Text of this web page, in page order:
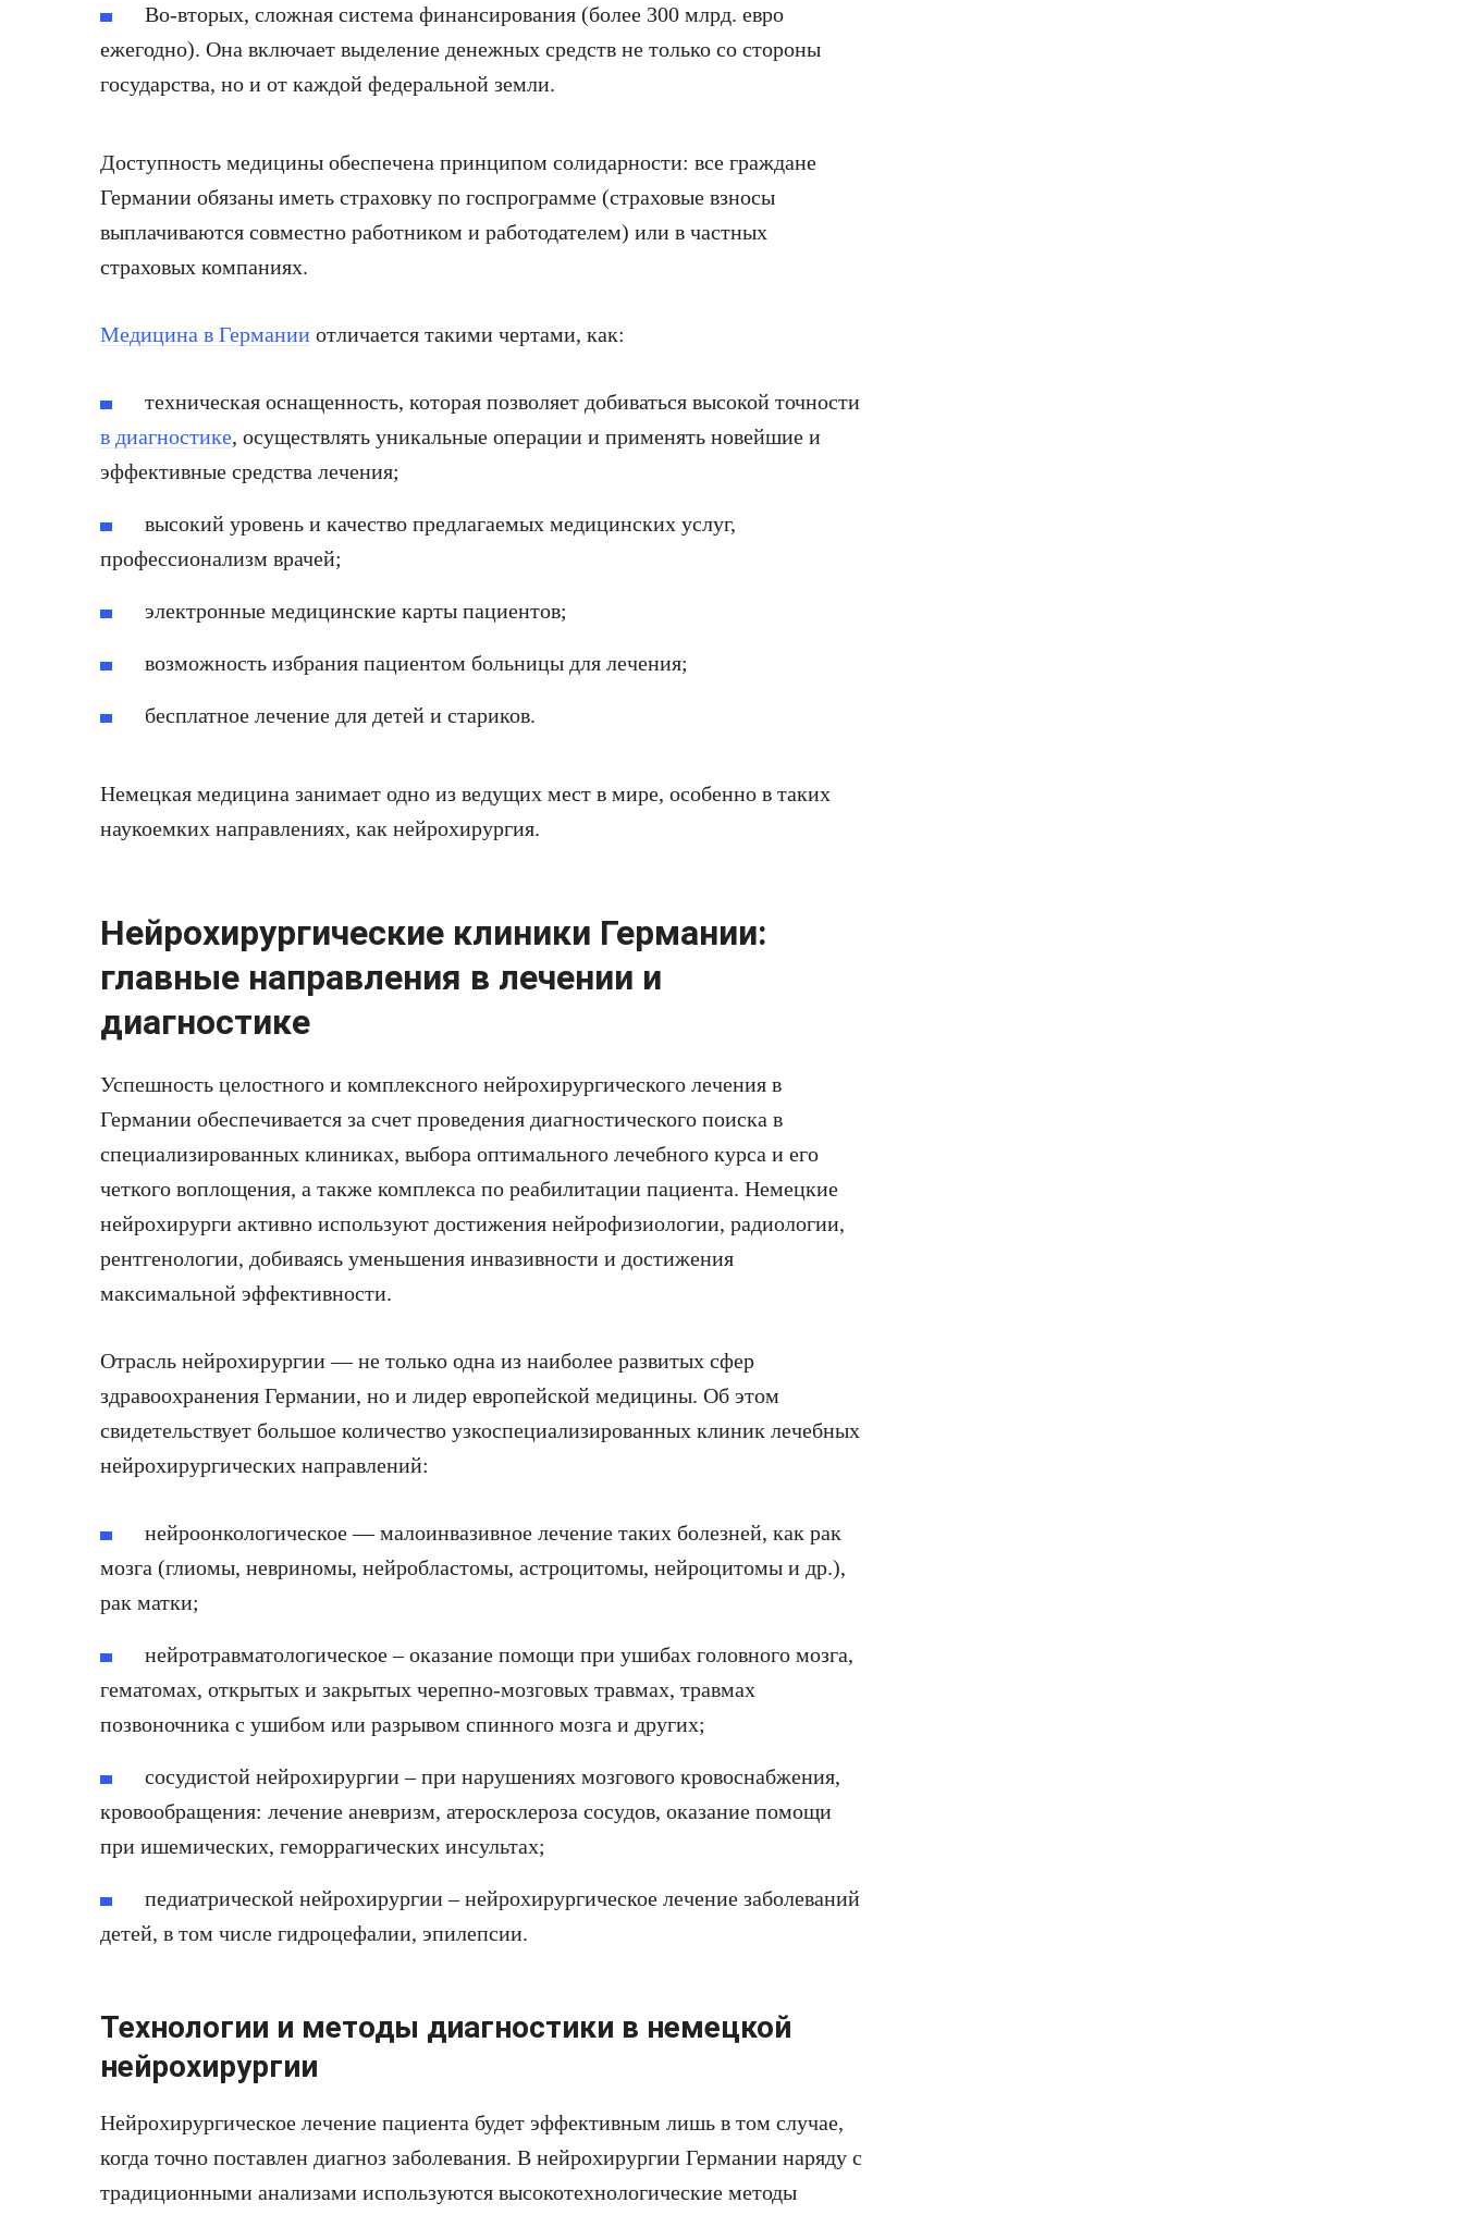
Во-вторых, сложная система финансирования (более 300 млрд. евро
ежегодно). Она включает выделение денежных средств не только со стороны
государства, но и от каждой федеральной земли.
Доступность медицины обеспечена принципом солидарности: все граждане
Германии обязаны иметь страховку по госпрограмме (страховые взносы
выплачиваются совместно работником и работодателем) или в частных
страховых компаниях.
Медицина в Германии отличается такими чертами, как:
техническая оснащенность, которая позволяет добиваться высокой точности
в диагностике, осуществлять уникальные операции и применять новейшие и
эффективные средства лечения;
высокий уровень и качество предлагаемых медицинских услуг,
профессионализм врачей;
электронные медицинские карты пациентов;
возможность избрания пациентом больницы для лечения;
бесплатное лечение для детей и стариков.
Немецкая медицина занимает одно из ведущих мест в мире, особенно в таких
наукоемких направлениях, как нейрохирургия.
Нейрохирургические клиники Германии:
главные направления в лечении и
диагностике
Успешность целостного и комплексного нейрохирургического лечения в
Германии обеспечивается за счет проведения диагностического поиска в
специализированных клиниках, выбора оптимального лечебного курса и его
четкого воплощения, а также комплекса по реабилитации пациента. Немецкие
нейрохирурги активно используют достижения нейрофизиологии, радиологии,
рентгенологии, добиваясь уменьшения инвазивности и достижения
максимальной эффективности.
Отрасль нейрохирургии — не только одна из наиболее развитых сфер
здравоохранения Германии, но и лидер европейской медицины. Об этом
свидетельствует большое количество узкоспециализированных клиник лечебных
нейрохирургических направлений:
нейроонкологическое — малоинвазивное лечение таких болезней, как рак
мозга (глиомы, невриномы, нейробластомы, астроцитомы, нейроцитомы и др.),
рак матки;
нейротравматологическое – оказание помощи при ушибах головного мозга,
гематомах, открытых и закрытых черепно-мозговых травмах, травмах
позвоночника с ушибом или разрывом спинного мозга и других;
сосудистой нейрохирургии – при нарушениях мозгового кровоснабжения,
кровообращения: лечение аневризм, атеросклероза сосудов, оказание помощи
при ишемических, геморрагических инсультах;
педиатрической нейрохирургии – нейрохирургическое лечение заболеваний
детей, в том числе гидроцефалии, эпилепсии.
Технологии и методы диагностики в немецкой
нейрохирургии
Нейрохирургическое лечение пациента будет эффективным лишь в том случае,
когда точно поставлен диагноз заболевания. В нейрохирургии Германии наряду с
традиционными анализами используются высокотехнологические методы